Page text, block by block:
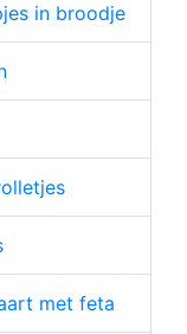
in broodje
met feta